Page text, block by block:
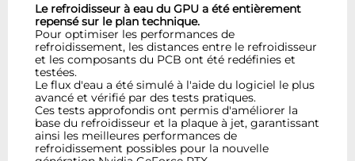
Le refroidisseur à eau du GPU a été entièrement
repensé sur le plan technique.
Pour optimiser les performances de
refroidissement, les distances entre le refroidisseur
et les composants du PCB ont été redéfinies et
testées.
Le flux d'eau a été simulé à l'aide du logiciel le plus
avancé et vérifié par des tests pratiques.
Ces tests approfondis ont permis d'améliorer la
base du refroidisseur et la plaque à jet, garantissant
ainsi les meilleures performances de
refroidissement possibles pour la nouvelle